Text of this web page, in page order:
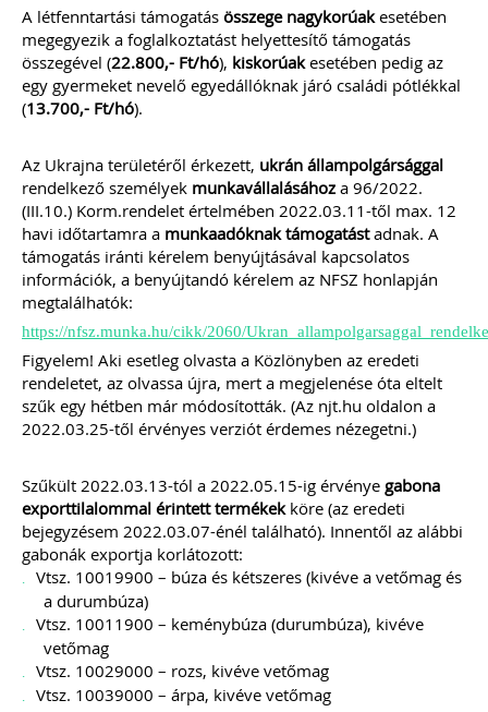
A létfenntartási támogatás összege nagykorúakesetében
megegyezik a foglalkoztatást helyettesítő támogatás
összegével (22.800,- Ft/hó), kiskorúakesetében pedig az
egy gyermeket nevelő egyedállóknak járó családi pótlékkal
(13.700,- Ft/hó).
Az Ukrajna területéről érkezett, ukrán állampolgársággal
rendelkező személyek munkavállalásához a 96/2022.
(III.10.) Korm.rendelet értelmében 2022.03.11-től max. 12
havi időtartamra a munkaadóknak támogatástadnak. A
támogatás iránti kérelem benyújtásával kapcsolatos
információk, a benyújtandó kérelem az NFSZ honlapján
megtalálhatók:
https://nfsz.munka.hu/cikk/2060/
Figyelem! Aki esetleg olvasta a Közlönyben az eredeti
rendeletet, az olvassa újra, mert a megjelenése óta eltelt
szűk egy hétben már módosították. (Az njt.hu oldalon a
2022.03.25-től érvényes verziót érdemes nézegetni.)
Szűkült 2022.03.13-tól a 2022.05.15-ig érvénye gabona
exporttilalommal érintett termékekköre (az eredeti
bejegyzésem 2022.03.07-énél található). Innentől az alábbi
gabonák exportja korlátozott:
Vtsz. 10019900 – búza és kétszeres (kivéve a vetőmag és
a durumbúza)
Vtsz. 10011900 – keménybúza (durumbúza), kivéve
vetőmag
Vtsz. 10029000 – rozs, kivéve vetőmag
Vtsz. 10039000 – árpa, kivéve vetőmag